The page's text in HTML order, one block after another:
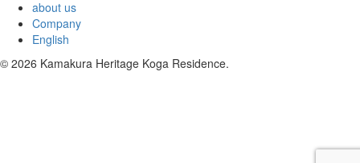
about us
Company
English
© 2026 Kamakura Heritage Koga Residence.